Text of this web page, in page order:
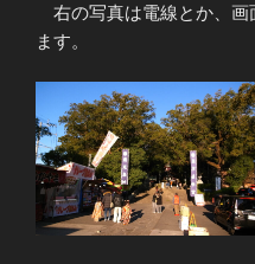
右の写真は電線とか、画
ます。